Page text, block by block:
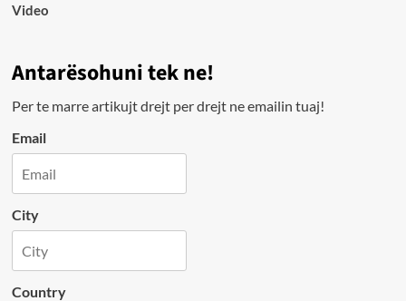
Video
Antarësohuni tek ne!
Per te marre artikujt drejt per drejt ne emailin tuaj!
Email
City
Country